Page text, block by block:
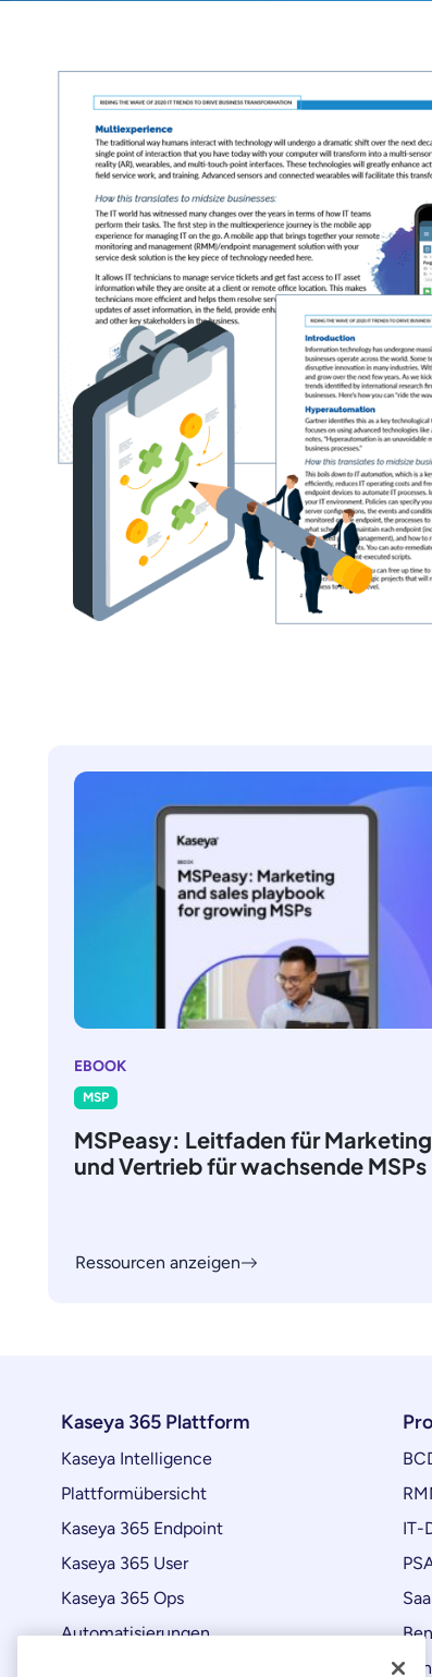
EBOOK
MSP
MSPeasy: Leitfaden für Marketing
und Vertrieb für wachsende MSPs
Ressourcen anzeigen
Kaseya 365 Plattform
Kaseya Intelligence
Plattformübersicht
Kaseya 365 Endpoint
Kaseya 365 User
Kaseya 365 Ops
Automatisierungen
IT-